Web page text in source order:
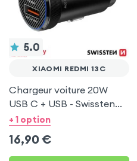
5.0
XIAOMI REDMI 13C
Chargeur voiture 20W
USB C + USB - Swissten
pour Xiaomi Redmi 13C
+ 1 option
16,90 €